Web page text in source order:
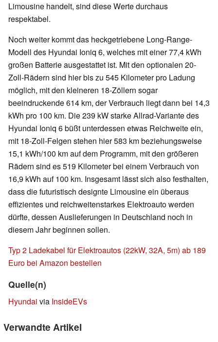
Limousine handelt, sind diese Werte durchaus
respektabel.
Noch weiter kommt das heckgetriebene Long-Range-
Modell des Hyundai Ioniq 6, welches mit einer 77,4 kWh
großen Batterie ausgestattet ist. Mit den optionalen 20-
Zoll-Rädern sind hier bis zu 545 Kilometer pro Ladung
möglich, mit den kleineren 18-Zöllern sogar
beeindruckende 614 km, der Verbrauch liegt dann bei 14,3
kWh pro 100 km. Die 239 kW starke Allrad-Variante des
Hyundai Ioniq 6 büßt unterdessen etwas Reichweite ein,
mit 18-Zoll-Felgen stehen hier 583 km beziehungsweise
15,1 kWh/100 km auf dem Programm, mit den größeren
Rädern sind es 519 Kilometer bei einem Verbrauch von
16,9 kWh auf 100 km. Insgesamt lässt sich also festhalten,
dass die futuristisch designte Limousine ein überaus
effizientes und reichweitenstarkes Elektroauto werden
dürfte, dessen Auslieferungen in Deutschland noch in
diesem Jahr beginnen sollen.
Typ 2 Ladekabel für Elektroautos (22kW, 32A, 5m) ab 189
Euro bei Amazon bestellen
Quelle(n)
Hyundai via InsideEVs
Verwandte Artikel